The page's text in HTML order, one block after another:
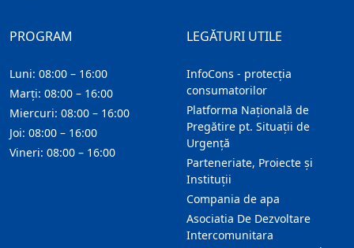
LEGĂTURI UTILE
InfoCons - protecția
consumatorilor
Platforma Națională de
Pregătire pt. Situații de
Urgență
Parteneriate, Proiecte și
Instituții
Compania de apa
Asociatia De Dezvoltare
Intercomunitara
PROGRAM
Luni: 08:00 – 16:00
Marți: 08:00 – 16:00
Miercuri: 08:00 – 16:00
Joi: 08:00 – 16:00
Vineri: 08:00 – 16:00